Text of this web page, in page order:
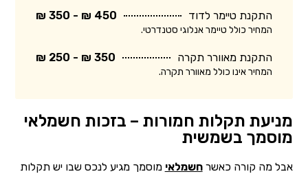
התקנת טיימר לדוד 450 ₪ - 350 ₪
המחיר כולל טיימר אנלוגי סטנדרטי.
התקנת מאוורר תקרה 350 ₪ - 250 ₪
המחיר אינו כולל מאוורר תקרה.
מניעת תקלות חמורות – בזכות חשמלאי
מוסמך בשמשית
אבל מה קורה כאשרחשמלאי מוסמך מגיע לנכס שבו יש תקלות